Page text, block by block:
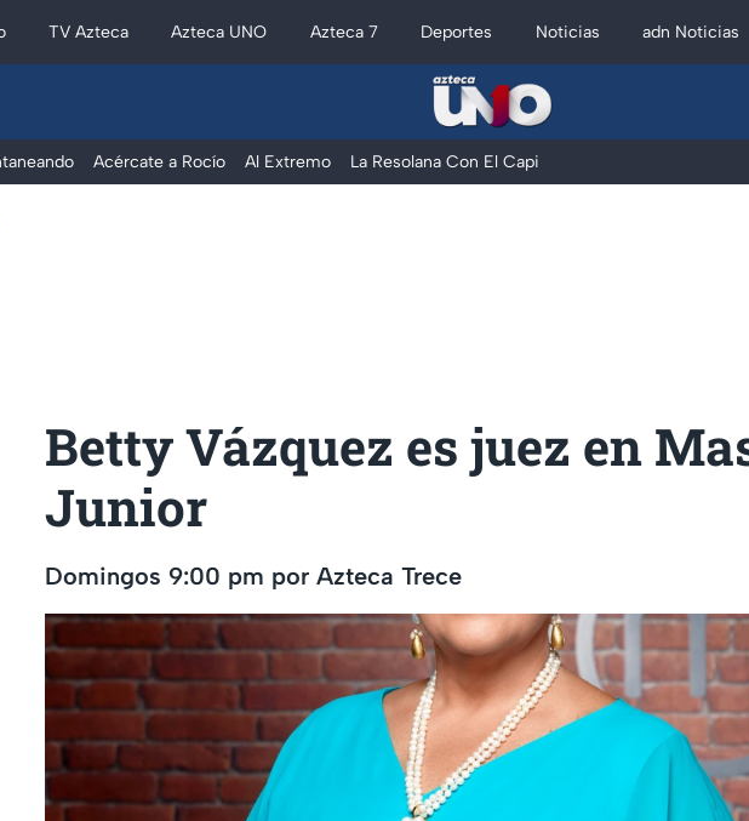
TV Azteca Azteca UNO Azteca 7 Deportes Noticias adn Noticias
Acércate a Rocío Al Extremo La Resolana Con El Capi
Betty Vázquez es juez en
Junior
Domingos 9:00 pm por Azteca Trece